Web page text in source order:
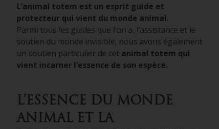
L’animal totem est un esprit guide et
protecteur qui vient du monde animal.
Parmi tous les guides que l’on a, l’assistance et le
soutien du monde invisible, nous avons également
un soutien particulier de cet animal totem qui
vient incarner l’essence de son espèce.
L’ESSENCE DU MONDE
ANIMAL ET LA